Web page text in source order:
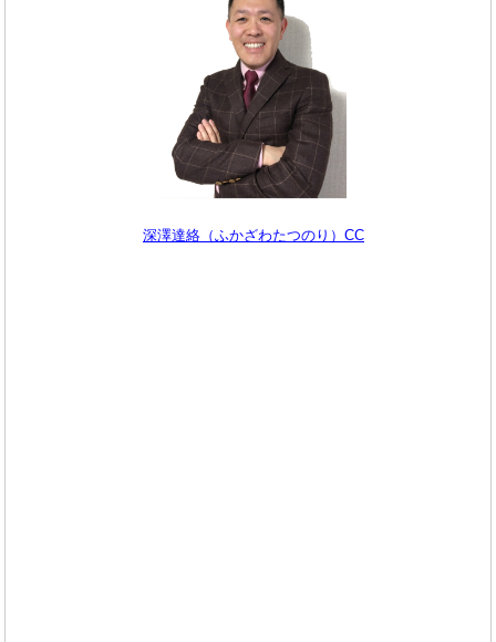
深澤達絡（ふかざわたつのり）CC